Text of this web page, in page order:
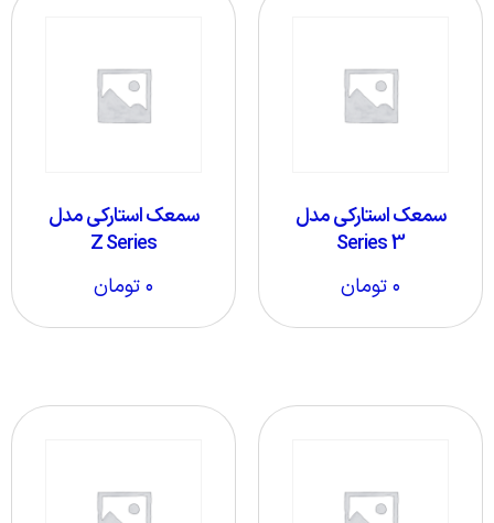
سمعک استارکی مدل
Series 3
۰تومان
سمعک استارکی مدل
Z Series
۰تومان